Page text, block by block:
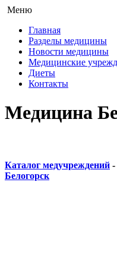
Меню
Главная
Разделы медицины
Новости медицины
Медицинские
Диеты
Контакты
Медицина
Каталог медучреждений -
Белогорск